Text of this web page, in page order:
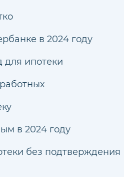
в 2024 году
для ипотеки
в 2024 году
без подтверждения